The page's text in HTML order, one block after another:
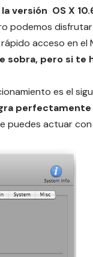
versión OS X
podemos
acceso en el
sobra, pero si te
es el
perfectamente
puedes actuar con